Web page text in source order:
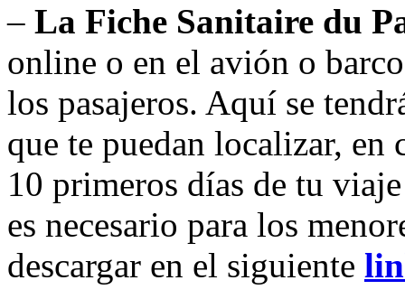
– La Fiche Sanitaire du
online o en el avión o
los pasajeros. Aquí se
que te puedan localizar, en
10 primeros días de tu
es necesario para los
descargar en el siguiente